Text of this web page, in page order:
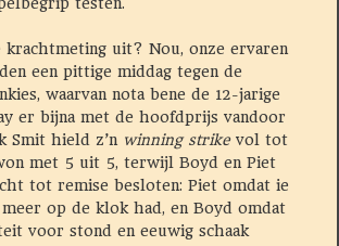
krachtmeting uit? Nou, onze ervaren
een pittige middag tegen de
waarvan nota bene de 12-jarige
er bijna met de hoofdprijs vandoor
Smit hield z’n winning strikevol tot
met 5 uit 5, terwijl Boyd en Piet
tot remise besloten: Piet omdat ie
op de klok had, en Boyd omdat
voor stond en eeuwig schaak